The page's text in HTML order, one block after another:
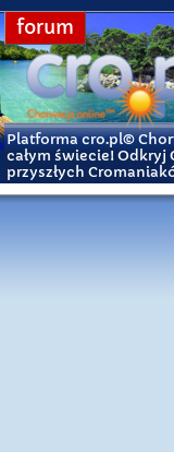
forum
Platforma cro.pl©
całym świecie!
przyszłych